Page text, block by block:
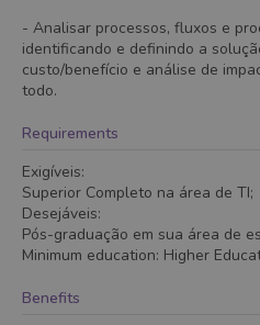
- Analisar processos, fluxos e
identificando e definindo a
custo/benefício e análise de
todo.
Requirements
Exigíveis:
Superior Completo na área de TI;
Desejáveis:
Pós-graduação em sua área de
Minimum education: Higher
Benefits